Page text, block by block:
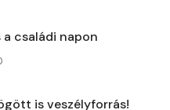
a családi napon
is veszélyforrás!